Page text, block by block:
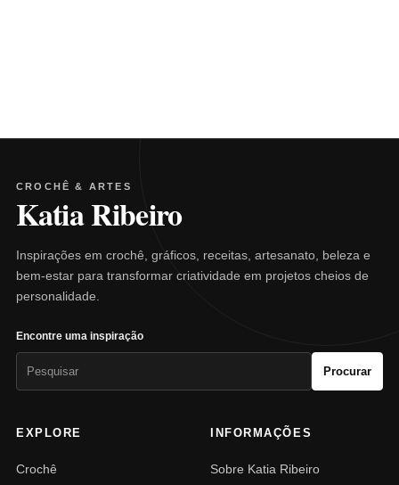
CROCHÊ & ARTES
Katia Ribeiro
Inspirações em crochê, gráficos, receitas, artesanato, beleza e
bem-estar para transformar criatividade em projetos cheios de
personalidade.
Encontre uma inspiração
Procurar
EXPLORE
Crochê
INFORMAÇÕES
Sobre Katia Ribeiro